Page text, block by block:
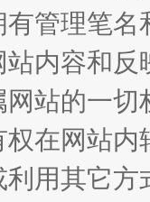
管理笔
站内容和
站的一
在网站
用其它